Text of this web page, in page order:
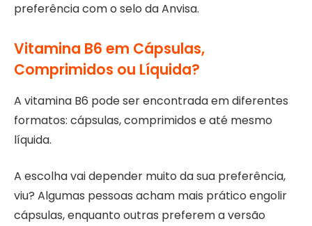
preferência com o selo da Anvisa.
Vitamina B6 em Cápsulas,
Comprimidos ou Líquida?
A vitamina B6 pode ser encontrada em diferentes
formatos: cápsulas, comprimidos e até mesmo
líquida.
A escolha vai depender muito da sua preferência,
viu? Algumas pessoas acham mais prático engolir
cápsulas, enquanto outras preferem a versão